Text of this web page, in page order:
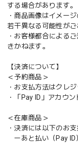
する場合があります。
・商品画像はイメー
若干異なる可能性がご
・お客様都合による
きかねます。
【決済について】
＜予約商品＞
・お支払方法はクレ
・「Pay ID」アカウ
＜在庫商品＞
・決済には以下のお
ーあと払い（Pay ID